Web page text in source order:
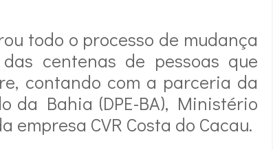
todo o processo de mudança
centenas de pessoas que
contando com a parceria da
da Bahia (DPE-BA), Ministério
empresa CVR Costa do Cacau.